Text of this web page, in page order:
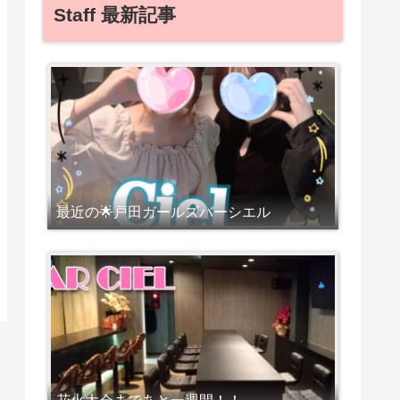
Staff 最新記事
最近の🌟戸田ガールズバーシエル